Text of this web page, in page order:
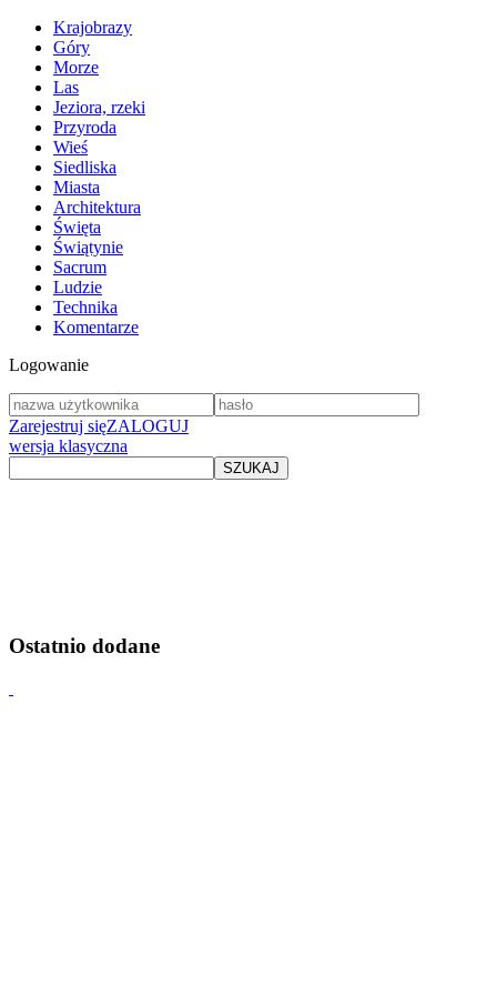
Krajobrazy
Góry
Morze
Las
Jeziora, rzeki
Przyroda
Wieś
Siedliska
Miasta
Architektura
Święta
Świątynie
Sacrum
Ludzie
Technika
Komentarze
Logowanie
Zarejestruj sięZALOGUJ
wersja klasyczna
Ostatnio dodane